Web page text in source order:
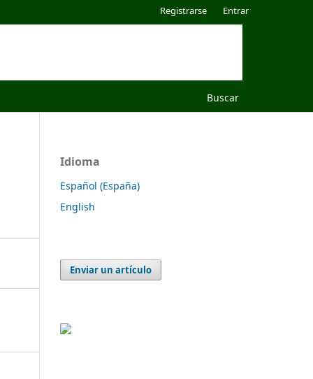
Buscar
Registrarse Entrar
Idioma
Español (España)
English
Enviar un artículo